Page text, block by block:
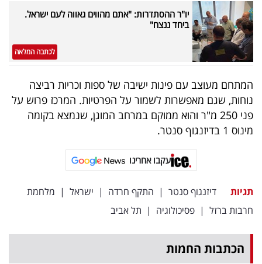
פרסמו
באייס
עקבו
יו"ר ההסתדרות: "אתם מהווים גאווה לעם ישראל.
ביחד ננצח"
לכתבה המלאה
המתחם מעוצב עם פינות ישיבה של ספות וכריות רביצה
נוחות, שגם מאפשרות לשמור על הפרטיות. המרכז פרוש על
פני 250 מ"ר והוא ממוקם במרחב המוגן, שנמצא בקומה
מינוס 1 בדיזנגוף סנטר.
עקבו אחרינו
תגיות דיזנגוף סנטר | התקף חרדה | ישראל | מלחמת
חרבות ברזל | פסיכולוגיה | תל אביב
הכתבות החמות